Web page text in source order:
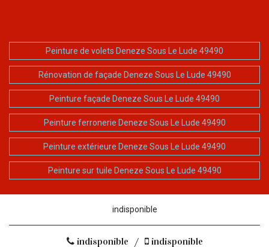
Peinture de volets Deneze Sous Le Lude 49490
Rénovation de façade Deneze Sous Le Lude 49490
Peinture façade Deneze Sous Le Lude 49490
Peinture ferronerie Deneze Sous Le Lude 49490
Peinture extérieure Deneze Sous Le Lude 49490
Peinture sur tuile Deneze Sous Le Lude 49490
indisponible
indisponible / indisponible